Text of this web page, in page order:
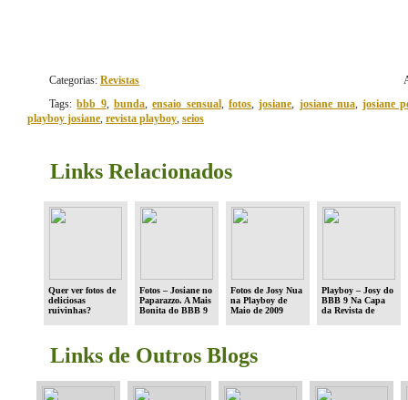
Categorias: Revistas
Tags:bbb 9, bunda,ensaio sensual, fotos,josiane, josiane nua,josiane
playboy josiane, revista playboy, seios
Links Relacionados
Quer ver fotos de
deliciosas
ruivinhas?
Fotos – Josiane no
Paparazzo. A Mais
Bonita do BBB 9
Fotos de Josy Nua
na Playboy de
Maio de 2009
Playboy – Josy do
BBB 9 Na Capa
da Revista de
Links de Outros Blogs